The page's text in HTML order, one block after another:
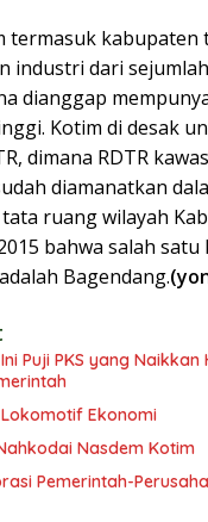
termasuk
industri dari
dianggap
Kotim di desak
dimana RDTR
diamanatkan
ruang wilayah
bahwa salah satu
Bagendang.
Puji PKS yang Naikkan
Ekonomi
Nasdem Kotim
Pemerintah-